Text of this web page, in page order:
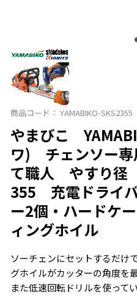
商品コード： YAMABIKO-SKS2355
やまびこ
ワ) チェンソー
て職人 やすり
355 充電ドライ
ー2個・ハードケ
ィングホイル
ソーチェンにセットするだけ
グホイルがカッターの角度を
また低速回転ドリルを使って